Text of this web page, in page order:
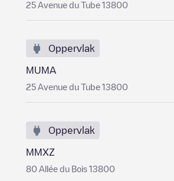
25 Avenue du Tube 13800
Oppervlak
MUMA
25 Avenue du Tube 13800
Oppervlak
MMXZ
80 Allée du Bois 13800